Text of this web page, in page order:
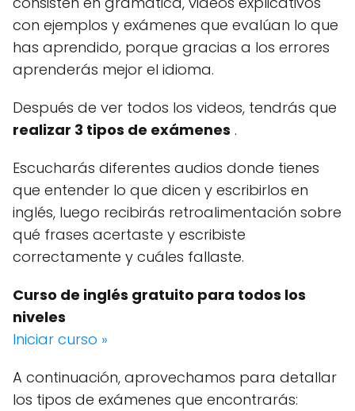
con ejemplos y exámenes que evalúan lo que
has aprendido, porque gracias a los errores
aprenderás mejor el idioma.
Después de ver todos los videos, tendrás que
realizar 3 tipos de exámenes .
Escucharás diferentes audios donde tienes
que entender lo que dicen y escribirlos en
inglés, luego recibirás retroalimentación sobre
qué frases acertaste y escribiste
correctamente y cuáles fallaste.
Curso de inglés gratuito para todos los
niveles
Iniciar curso »
A continuación, aprovechamos para detallar
los tipos de exámenes que encontrarás: